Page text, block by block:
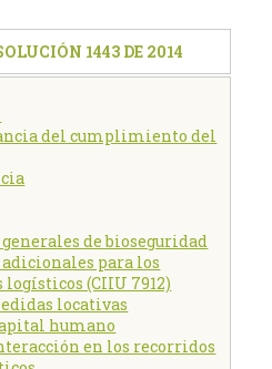
1443 DE 2014
del cumplimiento del
de bioseguridad
adicionales para los
logísticos (CIIU 7912)
locativas
humano
en los recorridos